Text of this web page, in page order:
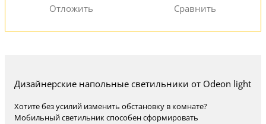
Дизайнерские напольные светильники от Odeon light
Хотите без усилий изменить обстановку в комнате?
Мобильный светильник способен сформировать